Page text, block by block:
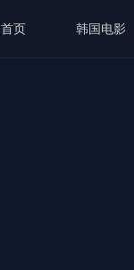
首页 韩国电影